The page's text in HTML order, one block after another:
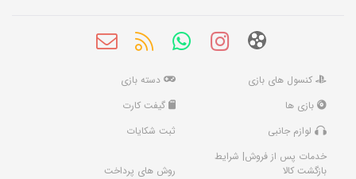
کنسول های بازی
دسته بازی
بازی ها
گیفت کارت
لوازم جانبی
ثبت شکایات
خدمات پس از فروش| شرایط
بازگشت کالا
روش های پرداخت